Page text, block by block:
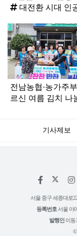
대전환 시대 인
탑
라
인
전남농협·농가주
르신 여름 김치 나
기사제보
페
스
인
서울 중구 세종대로
등록번호 서울 아
발행인 이동
©